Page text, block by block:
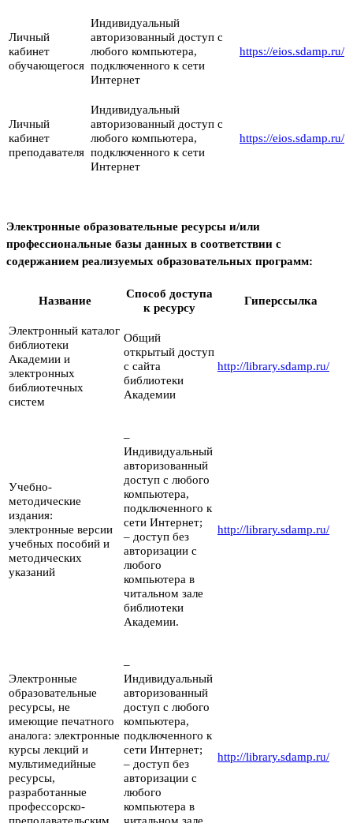
Личный
кабинет
обучающегося
Индивидуальный
авторизованный доступ с
любого компьютера,
подключенного к сети
Интернет
https://eios.sdamp.ru/
Личный
кабинет
преподавателя
Индивидуальный
авторизованный доступ с
любого компьютера,
подключенного к сети
Интернет
https://eios.sdamp.ru/
Электронные образовательные ресурсы и/или
профессиональные базы данных в соответствии с
содержанием реализуемых образовательных программ:
Название
Способ доступа
к ресурсу
Гиперссылка
Электронный каталог
библиотеки
Академии и
электронных
библиотечных
систем
Общий
открытый доступ
с сайта
библиотеки
Академии
http://library.sdamp.ru/
Учебно-
методические
издания:
электронные версии
учебных пособий и
методических
указаний
–
Индивидуальный
авторизованный
доступ с любого
компьютера,
подключенного к
сети Интернет;
– доступ без
авторизации с
любого
компьютера в
читальном зале
библиотеки
Академии.
http://library.sdamp.ru/
Электронные
образовательные
ресурсы, не
имеющие печатного
аналога: электронные
курсы лекций и
мультимедийные
ресурсы,
разработанные
профессорско-
–
Индивидуальный
авторизованный
доступ с любого
компьютера,
подключенного к
сети Интернет;
– доступ без
авторизации с
любого
компьютера в
http://library.sdamp.ru/